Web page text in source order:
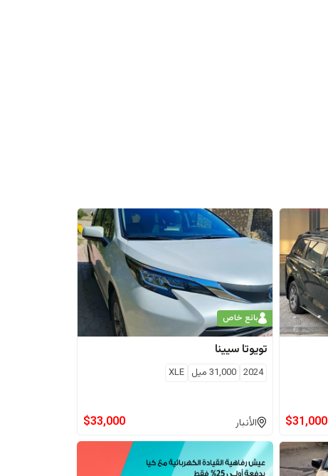
$31,000
بائع خاص
تويوتا سيينا
2024
31,000 ميل XLE
الأنبار $33,000